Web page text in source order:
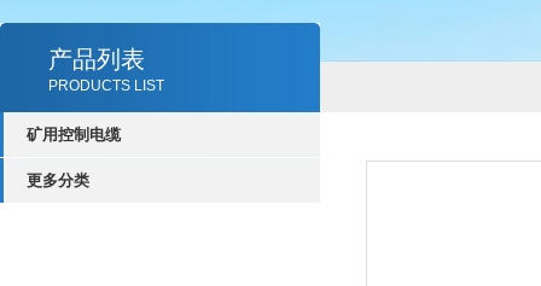
产品列表
PRODUCTS LIST
矿用控制电缆
更多分类